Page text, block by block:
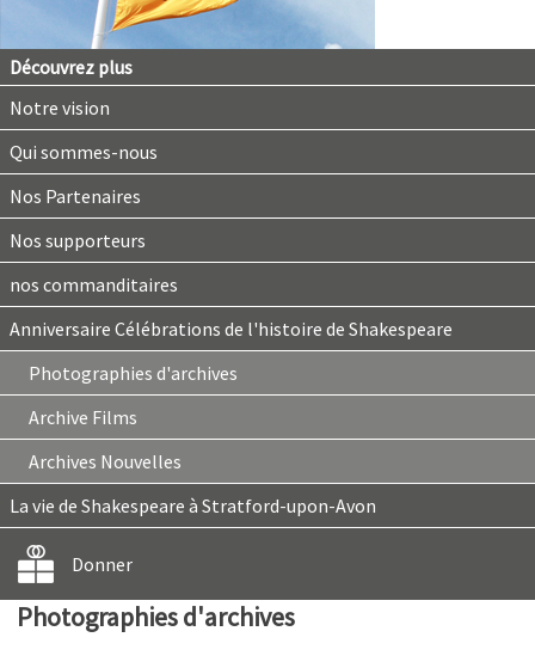
Découvrez plus
Notre vision
Qui sommes-nous
Nos Partenaires
Nos supporteurs
nos commanditaires
Anniversaire Célébrations de l'histoire de Shakespeare
Photographies d'archives
Archive Films
Archives Nouvelles
La vie de Shakespeare à Stratford-upon-Avon
Donner
Photographies d'archives